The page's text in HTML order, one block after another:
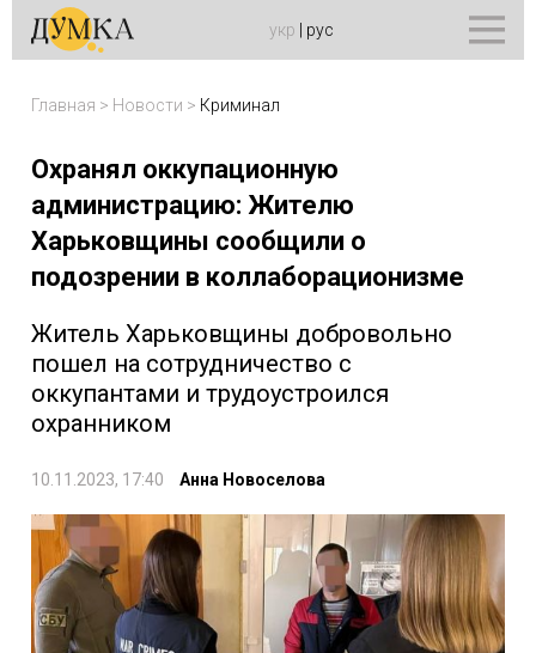
укр рус
Главная > Новости > Криминал
Охранял оккупационную
администрацию: Жителю
Харьковщины сообщили о
подозрении в коллаборационизме
Житель Харьковщины добровольно
пошел на сотрудничество с
оккупантами и трудоустроился
охранником
10.11.2023, 17:40 Анна Новоселова